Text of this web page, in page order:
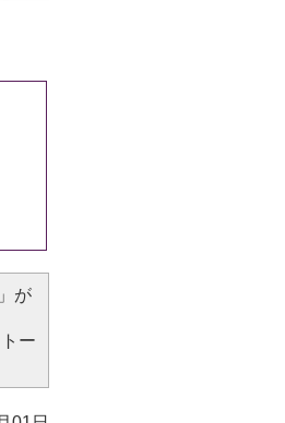
が
ー